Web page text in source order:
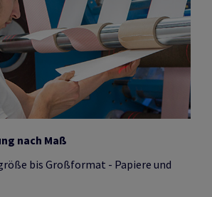
nach Maß
bis Großformat - Papiere und